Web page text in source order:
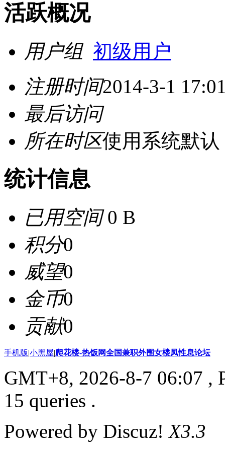
活跃概况
用户组 初级用户
注册时间2014-3-1
最后访问
所在时区使用系统默认
统计信息
已用空间0 B
积分0
威望0
金币0
贡献0
手机版|小黑屋|爬花楼-热饭网全国兼职外围女楼凤性息论坛
GMT+8, 2026-8-7 06:07 ,
15 queries .
Powered by Discuz!X3.3